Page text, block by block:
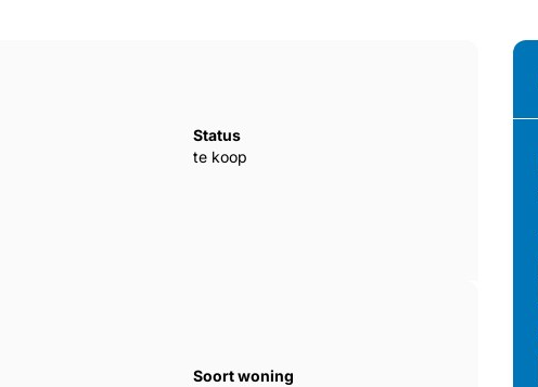
Status
te koop
Soort woning